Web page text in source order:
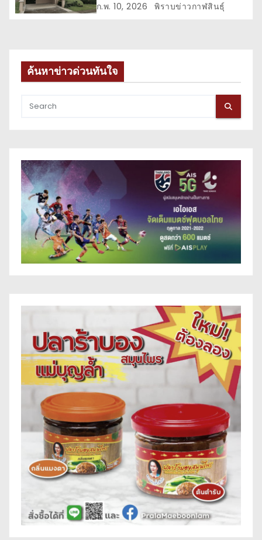
ก.พ. 10, 2026 พิราบข่าวกาฬสินธุ์
ค้นหาข่าวด่วนทันใจ